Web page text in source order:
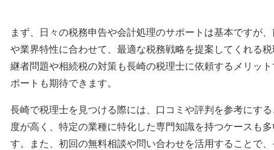
まず、日々の税務申告や会計処理のサポートは基本ですが
や業界特性に合わせて、最適な税務戦略を提案してくれる
継者問題や相続税の対策も長崎の税理士に依頼するメリッ
ポートも期待できます。
長崎で税理士を見つける際には、口コミや評判を参考にす
度が高く、特定の業種に特化した専門知識を持つケースも
す。また、初回の無料相談や問い合わせを活用することで